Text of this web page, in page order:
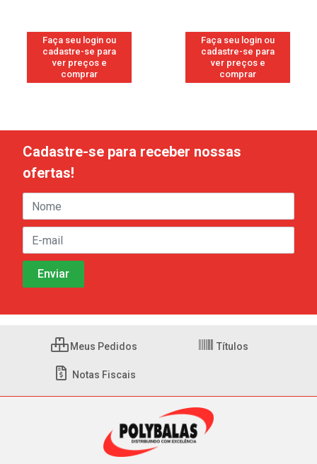
Faça seu login ou
cadastre-se para
ver preços e
comprar
Faça seu login ou
cadastre-se para
ver preços e
comprar
Cadastre-se para receber nossas
ofertas!
Meus Pedidos Títulos
Notas Fiscais